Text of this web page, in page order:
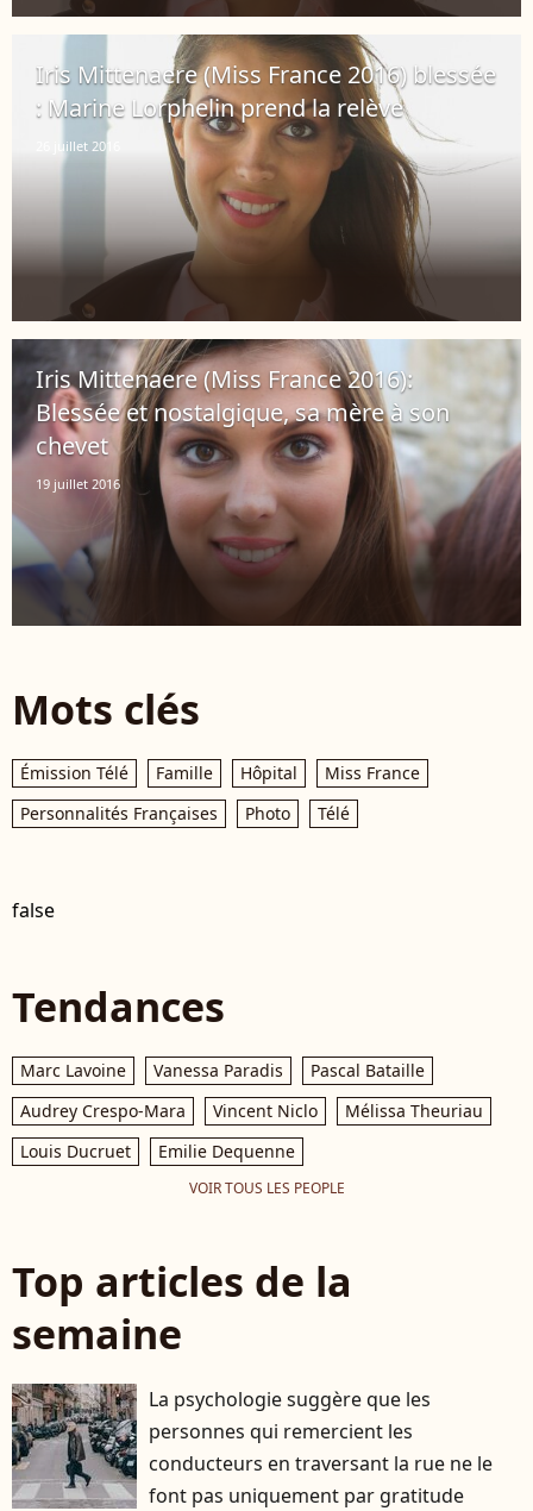
Iris Mittenaere (Miss France 2016) blessée
: Marine Lorphelin prend la relève
26 juillet 2016
Iris Mittenaere (Miss France 2016):
Blessée et nostalgique, sa mère à son
chevet
19 juillet 2016
Mots clés
Émission Télé Famille Hôpital
Miss France
Personnalités Françaises
Photo Télé
false
Tendances
Marc Lavoine Vanessa Paradis
Pascal Bataille
Audrey Crespo-Mara
Vincent Niclo
Mélissa Theuriau
Louis Ducruet
Emilie Dequenne
VOIR TOUS LES PEOPLE
Top articles de la
semaine
La psychologie suggère que les
personnes qui remercient les
conducteurs en traversant la rue ne le
font pas uniquement par gratitude